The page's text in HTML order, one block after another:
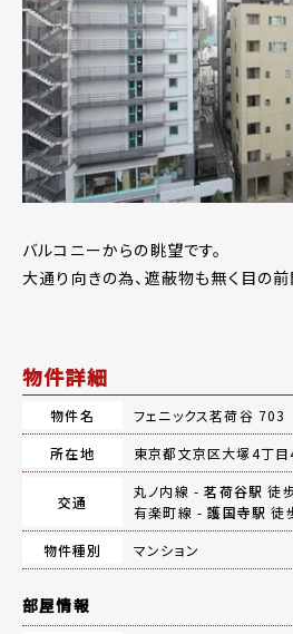
バルコニーからの眺望です。
大通り向きの為、遮蔽物も無く目の
物件詳細
物件名
フェニックス茗荷谷 703
所在地
東京都文京区大塚4丁
交通
丸ノ内線 -茗荷谷駅 徒
有楽町線 -護国寺駅 徒
物件種別
マンション
部屋情報